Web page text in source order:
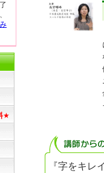
★
『字をキ